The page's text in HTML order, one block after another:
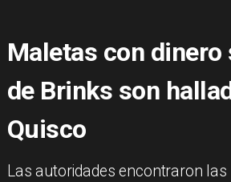
Maletas con
de Brinks son
Quisco
Las autoridades encontraron